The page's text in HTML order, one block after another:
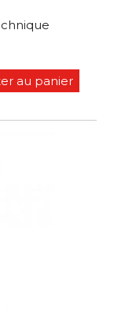
au panier